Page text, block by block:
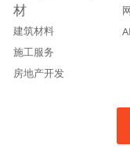
材
建筑材料
施工服务
房地产开发